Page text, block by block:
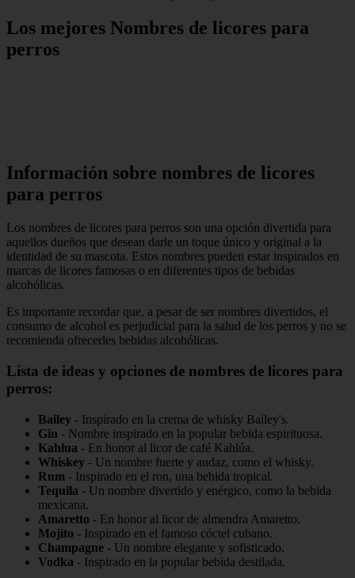
Los mejores Nombres de licores para
perros
Información sobre nombres de licores
para perros
Los nombres de licores para perros son una opción divertida para
aquellos dueños que desean darle un toque único y original a la
identidad de su mascota. Estos nombres pueden estar inspirados en
marcas de licores famosas o en diferentes tipos de bebidas
alcohólicas.
Es importante recordar que, a pesar de ser nombres divertidos, el
consumo de alcohol es perjudicial para la salud de los perros y no se
recomienda ofrecerles bebidas alcohólicas.
Lista de ideas y opciones de nombres de licores para
perros:
Bailey - Inspirado en la crema de whisky Bailey's.
Gin - Nombre inspirado en la popular bebida espirituosa.
Kahlua - En honor al licor de café Kahlúa.
Whiskey - Un nombre fuerte y audaz, como el whisky.
Rum - Inspirado en el ron, una bebida tropical.
Tequila - Un nombre divertido y enérgico, como la bebida
mexicana.
Amaretto - En honor al licor de almendra Amaretto.
Mojito - Inspirado en el famoso cóctel cubano.
Champagne - Un nombre elegante y sofisticado.
Vodka - Inspirado en la popular bebida destilada.